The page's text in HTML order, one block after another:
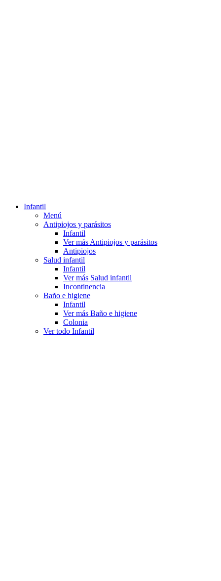
Infantil
Menú
Antipiojos y parásitos
Infantil
Ver más Antipiojos y parásitos
Antipiojos
Salud infantil
Infantil
Ver más Salud infantil
Incontinencia
Baño e higiene
Infantil
Ver más Baño e higiene
Colonia
Ver todo Infantil